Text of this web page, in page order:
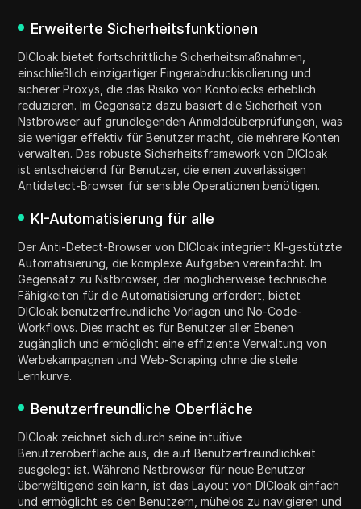
Erweiterte Sicherheitsfunktionen
DICloak bietet fortschrittliche Sicherheitsmaßnahmen,
einschließlich einzigartiger Fingerabdruckisolierung und
sicherer Proxys, die das Risiko von Kontolecks erheblich
reduzieren. Im Gegensatz dazu basiert die Sicherheit von
Nstbrowser auf grundlegenden Anmeldeüberprüfungen, was
sie weniger effektiv für Benutzer macht, die mehrere Konten
verwalten. Das robuste Sicherheitsframework von DICloak
ist entscheidend für Benutzer, die einen zuverlässigen
Antidetect-Browser für sensible Operationen benötigen.
KI-Automatisierung für alle
Der Anti-Detect-Browser von DICloak integriert KI-gestützte
Automatisierung, die komplexe Aufgaben vereinfacht. Im
Gegensatz zu Nstbrowser, der möglicherweise technische
Fähigkeiten für die Automatisierung erfordert, bietet
DICloak benutzerfreundliche Vorlagen und No-Code-
Workflows. Dies macht es für Benutzer aller Ebenen
zugänglich und ermöglicht eine effiziente Verwaltung von
Werbekampagnen und Web-Scraping ohne die steile
Lernkurve.
Benutzerfreundliche Oberfläche
DICloak zeichnet sich durch seine intuitive
Benutzeroberfläche aus, die auf Benutzerfreundlichkeit
ausgelegt ist. Während Nstbrowser für neue Benutzer
überwältigend sein kann, ist das Layout von DICloak einfach
und ermöglicht es den Benutzern, mühelos zu navigieren und